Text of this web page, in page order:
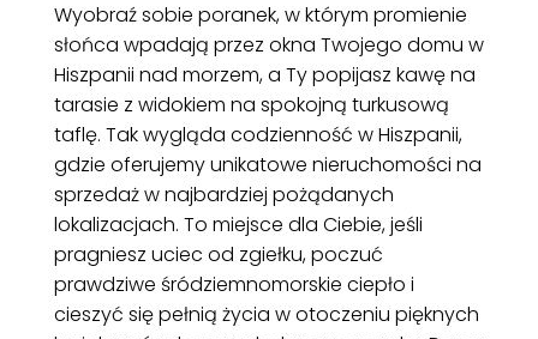
Wyobraź sobie poranek, w którym promienie
słońca wpadają przez okna Twojego domu w
Hiszpanii nad morzem, a Ty popijasz kawę na
tarasie z widokiem na spokojną turkusową
taflę. Tak wygląda codzienność w Hiszpanii,
gdzie oferujemy unikatowe nieruchomości na
sprzedaż w najbardziej pożądanych
lokalizacjach. To miejsce dla Ciebie, jeśli
pragniesz uciec od zgiełku, poczuć
prawdziwe śródziemnomorskie ciepło i
cieszyć się pełnią życia w otoczeniu pięknych